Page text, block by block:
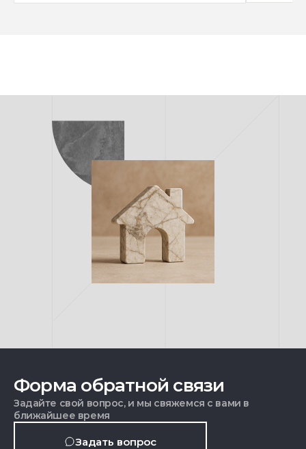
Форма обратной связи
Задайте свой вопрос, и мы свяжемся с вами в
ближайшее время
Задать вопрос